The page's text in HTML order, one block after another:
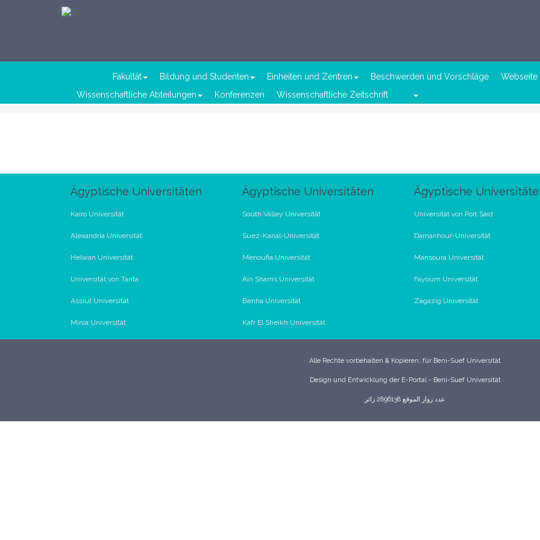
Fakultät Bildung und Studenten Einheiten und Zentren Beschwerden und Vorschläge Webseite
Wissenschaftliche Abteilungen
Konferenzen Wissenschaftliche Zeitschrift
Ägyptische Universitäten
Kairo Universität
Alexandria Universität
Helwan Universität
Universität von Tanta
Assiut Universität
Minia Universität
Ägyptische Universitäten
South Valley Universität
Suez-Kanal-Universität
Menoufia Universität
Ain Shams Universität
Benha Universität
Kafr El Sheikh Universität
Ägyptische
Universität von Port Said
Damanhour-Universität
Mansoura Universität
Fayoum Universität
Zagazig Universität
Alle Rechte vorbehalten & Kopieren; für Beni-Suef Universität
Design und Entwicklung der E-Portal - Beni-Suef Universität
عدد زوار الموقع 2896138 زائر